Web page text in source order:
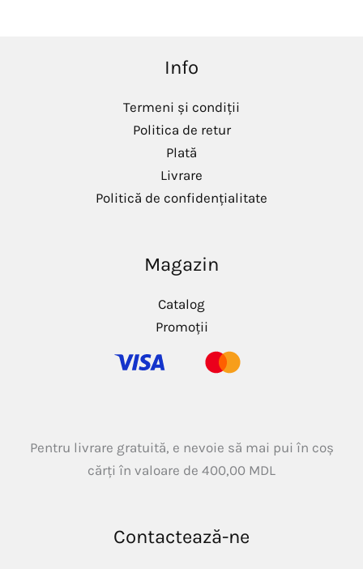
Info
Termeni și condiții
Politica de retur
Plată
Livrare
Politică de confidențialitate
Magazin
Catalog
Promoții
Pentru livrare gratuită, e nevoie să mai pui în coș
cărți în valoare de 400,00 MDL
Contactează-ne